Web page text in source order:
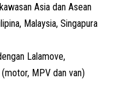
Asia dan Asean
Malaysia, Singapura
Lalamove,
MPV dan van)